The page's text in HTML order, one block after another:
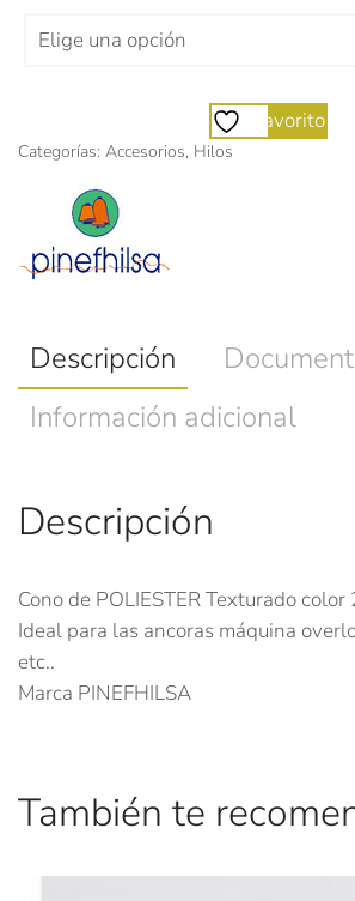
Favorito
Categorías: Accesorios, Hilos
Descripción
Información adicional
Descripción
Cono de POLIESTER Texturado
Ideal para las ancoras máquina
etc..
Marca PINEFHILSA
También te